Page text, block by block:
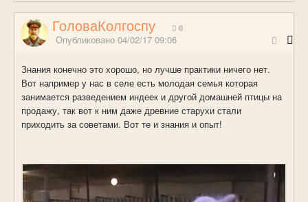
ГоловаКолгоспу 0
Опубликовано 04/02/17 09:06
Знания конечно это хорошо, но лучше практики ничего нет.
Вот например у нас в селе есть молодая семья которая
занимается разведением индеек и другой домашней птицы на
продажу, так вот к ним даже древние старухи стали
приходить за советами. Вот те и знания и опыт!